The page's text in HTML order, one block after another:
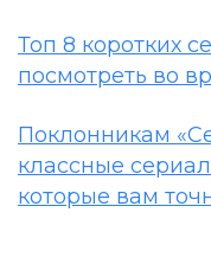
Топ 8 коротких
посмотреть во
Поклонникам
классные
которые вам